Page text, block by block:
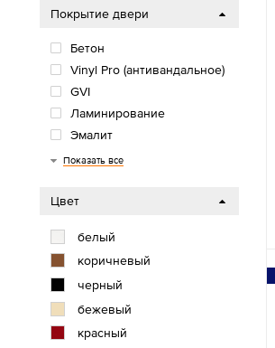
Покрытие двери
Бетон
Vinyl Pro (антивандальное)
GVI
Ламинирование
Эмалит
Soft
Soft Touch
Emalux
Экостайл
Экошпон
Vinyl
EcoTex
3D пленка
Белая эмаль
Микрофлекс
Эмаль
ПВХ
CLP
Показать все
Цвет
белый
коричневый
черный
бежевый
красный